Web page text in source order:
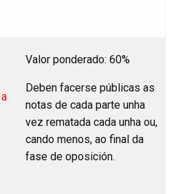
Valor ponderado: 60%
Deben facerse públicas as
notas de cada parte unha
vez rematada cada unha ou,
cando menos, ao final da
fase de oposición.